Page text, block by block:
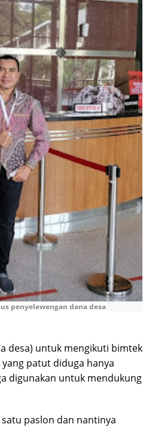
penyelewengan dana desa
desa) untuk mengikuti bimtek
patut diduga hanya
digunakan untuk mendukung
paslon dan nantinya